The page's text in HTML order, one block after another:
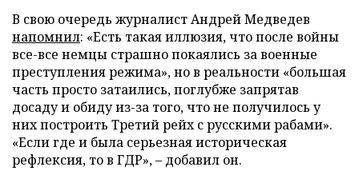
В свою очередь журналист Андрей Медведев
напомнил: «Есть такая иллюзия, что после войны
все-все немцы страшно покаялись за военные
преступления режима», но в реальности «большая
часть просто затаились, поглубже запрятав
досаду и обиду из-за того, что не получилось у
них построить Третий рейх с русскими рабами».
«Если где и была серьезная историческая
рефлексия, то в ГДР», – добавил он.